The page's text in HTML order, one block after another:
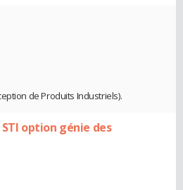
de Produits Industriels).
option génie des